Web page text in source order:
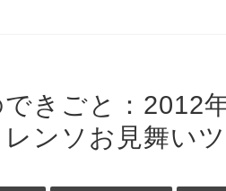
きごと：2012
レンソお見舞い